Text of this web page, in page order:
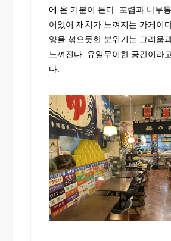
에 온 기분이 든다. 포렴과 나무
어있어 재치가 느껴지는 가게이
양을 섞으듯한 분위기는 그리움
느껴진다. 유일무이한 공간이라
다.